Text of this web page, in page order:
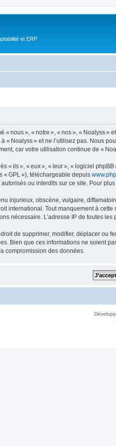
et ERP
« nous », « notre », « nos », « Noalyss
« Noalyss » et ne l’utilisez pas. Nous
car votre utilisation continue de «
« ils », « eux », « leur », « logiciel
« GPL »), téléchargeable depuis
ou interdits sur ce site. Pour
injurieux, obscène, vulgaire,
international. Tout manquement à
nécessaire. L’adresse IP de toutes
de supprimer, modifier, déplacer ou
Bien que ces informations ne soient
compromission des données.